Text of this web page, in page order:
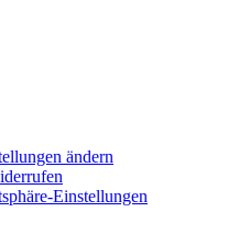
ändern
Einstellungen